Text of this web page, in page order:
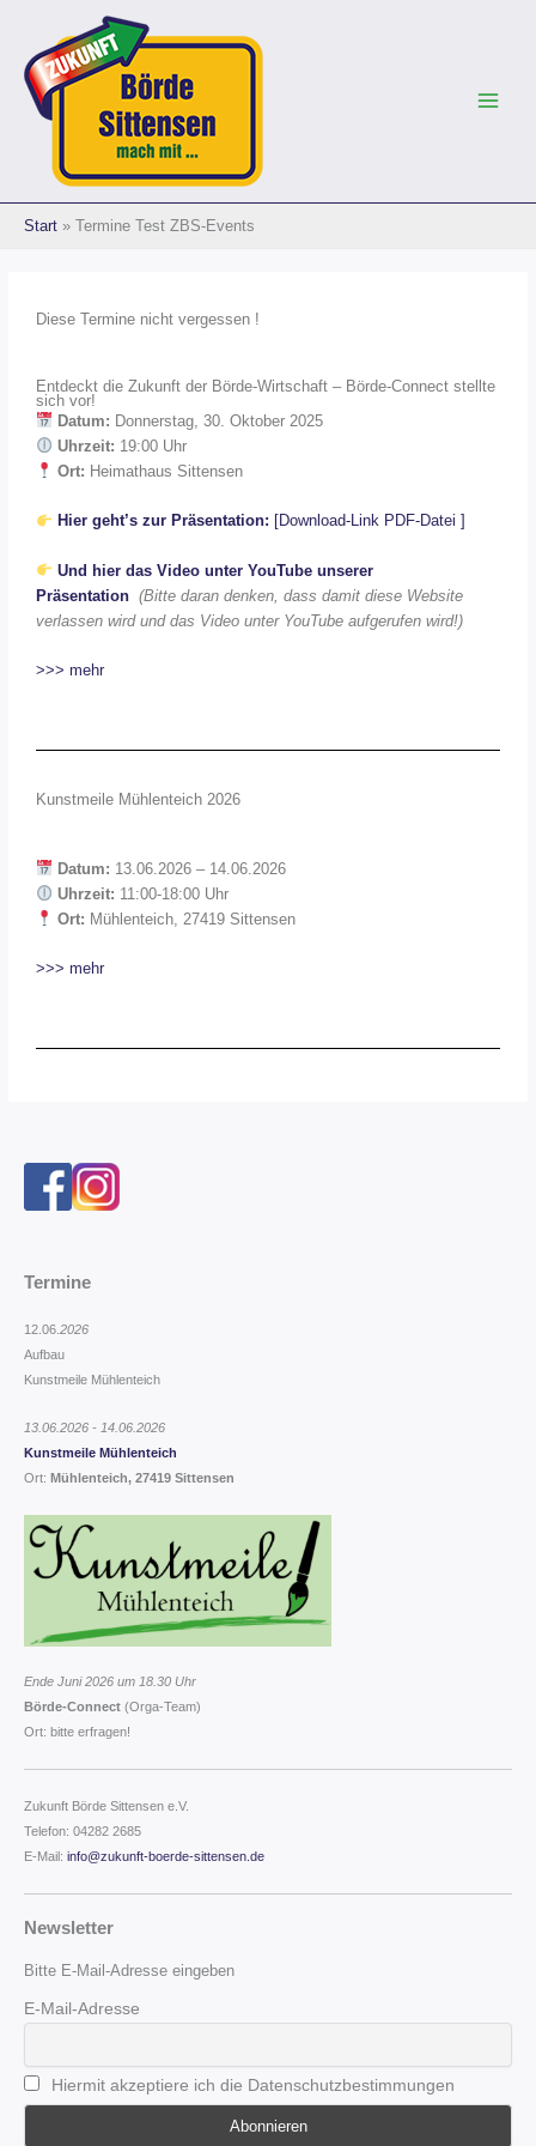
springen
Start Termine Test ZBS-Events
Diese Termine nicht vergessen !
Entdeckt die Zukunft der Börde-Wirtschaft – Börde-Connect stellte
sich vor!
Datum: Donnerstag, 30. Oktober 2025
Uhrzeit: 19:00 Uhr
Ort: Heimathaus Sittensen
Hier geht’s zur Präsentation: [Download-Link PDF-Datei ]
Und hier das Video unter YouTube unserer
Präsentation (Bitte daran denken, dass damit diese Website
verlassen wird und das Video unter YouTube aufgerufen wird!)
>>> mehr
Kunstmeile Mühlenteich 2026
Datum: 13.06.2026 – 14.06.2026
Uhrzeit: 11:00-18:00 Uhr
Ort: Mühlenteich, 27419 Sittensen
>>> mehr
Termine
12.06. 2026
Aufbau
Kunstmeile Mühlenteich
13.06.2026 - 14.06.2026
Kunstmeile Mühlenteich
Ort: Mühlenteich, 27419 Sittensen
Ende Juni 2026 um 18.30 Uhr
Börde-Connect(Orga-Team)
Ort: bitte erfragen!
Zukunft Börde Sittensen e.V.
Telefon: 04282 2685
E-Mail: info@zukunft-boerde-sittensen.de
Newsletter
Bitte E-Mail-Adresse eingeben
E-Mail-Adresse
Hiermit akzeptiere ich die Datenschutzbestimmungen